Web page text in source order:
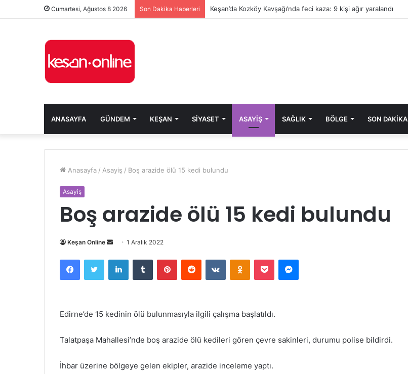
Cumartesi, Ağustos 8 2026 Son Dakika Haberleri Keşan’da Kozköy Kavşağı’nda feci kaza: 9 kişi ağır yaralandı
ANASAYFA GÜNDEM KEŞAN SIYASET ASAYIŞ SAĞLIK BÖLGE SON DAKIKA
Anasayfa / Asayiş / Boş arazide ölü 15 kedi bulundu
Asayiş
Boş arazide ölü 15 kedi bulundu
Keşan Online
Bir
posta
göndermek
1 Aralık 2022
FacebookTwitter LinkedInTumblr PinterestReddit VKontakteOdnoklassniki
Pocket Messenger
Edirne’de 15 kedinin ölü bulunmasıyla ilgili çalışma başlatıldı.
Talatpaşa Mahallesi’nde boş arazide ölü kedileri gören çevre sakinleri, durumu polise bildirdi.
İhbar üzerine bölgeye gelen ekipler, arazide inceleme yaptı.